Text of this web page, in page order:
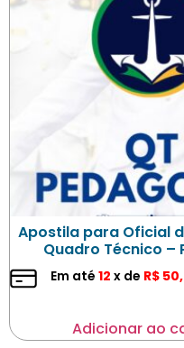
Apostila para Oficial
Quadro Técnico –
Em até 12 x de R$
Adicionar ao